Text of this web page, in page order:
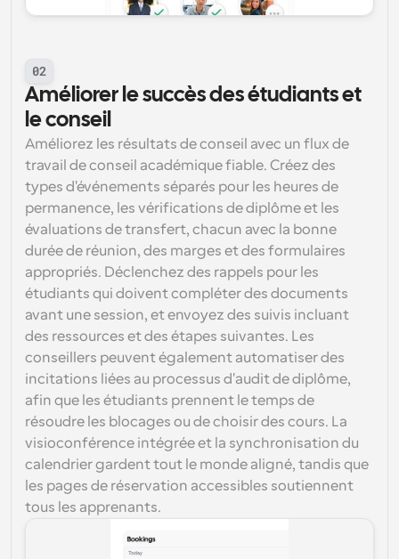
02
Améliorer le succès des étudiants et
le conseil
Améliorez les résultats de conseil avec un flux de
travail de conseil académique fiable. Créez des
types d'événements séparés pour les heures de
permanence, les vérifications de diplôme et les
évaluations de transfert, chacun avec la bonne
durée de réunion, des marges et des formulaires
appropriés. Déclenchez des rappels pour les
étudiants qui doivent compléter des documents
avant une session, et envoyez des suivis incluant
des ressources et des étapes suivantes. Les
conseillers peuvent également automatiser des
incitations liées au processus d'audit de diplôme,
afin que les étudiants prennent le temps de
résoudre les blocages ou de choisir des cours. La
visioconférence intégrée et la synchronisation du
calendrier gardent tout le monde aligné, tandis que
les pages de réservation accessibles soutiennent
tous les apprenants.